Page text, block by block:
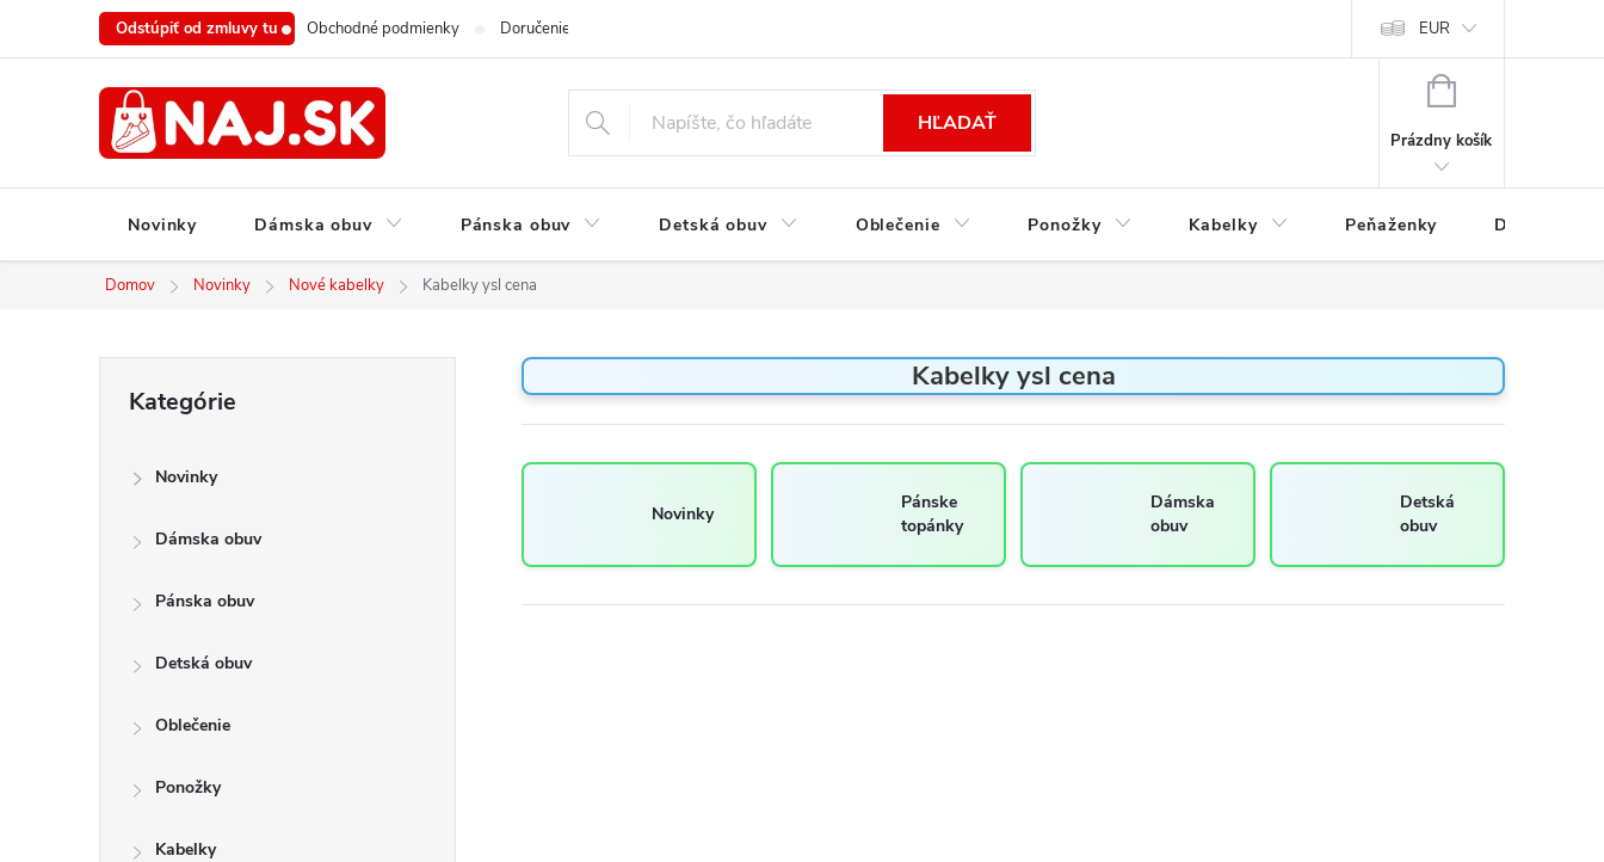
Odstúpiť od zmluvy tu Obchodné podmienky Doručenie a platba Podmienky ochrany osobných údajov
EUR
HĽADAŤ
NÁKUPNÝ
Prázdny košík
Novinky Dámska obuv Pánska obuv Detská obuv Oblečenie Ponožky Kabelky Peňaženky Drogéria
Domov Novinky Nové kabelky Kabelky ysl cena
kategórie
Kategórie
Novinky
Dámska obuv
Pánska obuv
Detská obuv
Oblečenie
Ponožky
Kabelky
Kabelky ysl cena
Novinky
Pánske
topánky
Dámska
obuv
Detská
obuv